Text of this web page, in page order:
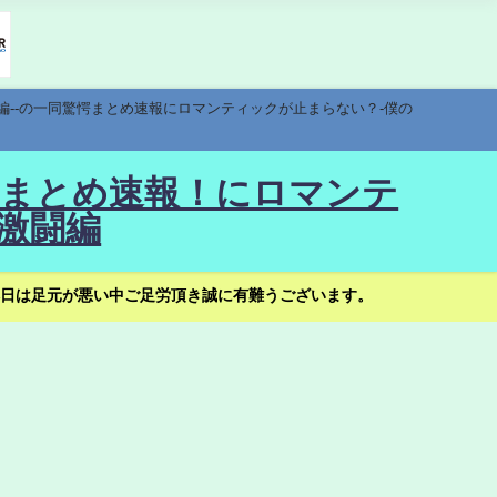
の一同驚愕まとめ速報にロマンティックが止まらない？-僕の
とめ速報！にロマンテ
闘編
足元が悪い中ご足労頂き誠に有難うございます。